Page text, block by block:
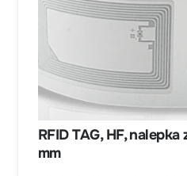
RFID TAG, HF,
mm